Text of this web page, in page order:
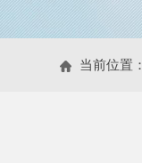
当前位置：